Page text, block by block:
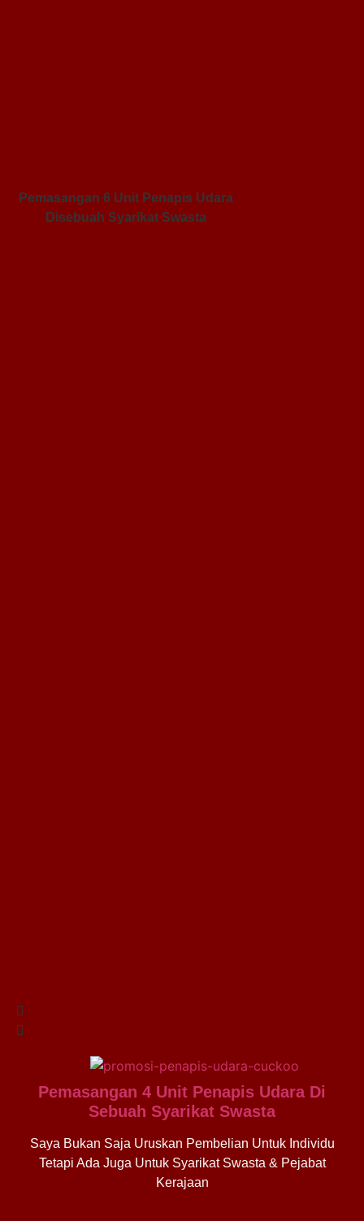
Pemasangan 6 Unit Penapis Udara
Disebuah Syarikat Swasta
Pemasangan 4 Unit Penapis Udara Di
Sebuah Syarikat Swasta
Saya Bukan Saja Uruskan Pembelian Untuk Individu
Tetapi Ada Juga Untuk Syarikat Swasta & Pejabat
Kerajaan